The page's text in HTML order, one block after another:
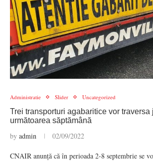
Administratie Slider Uncategorized
Trei transporturi agabaritice vor
următoarea săptămână
by admin 02/09/2022
CNAIR anunță că în perioada 2-8 septembrie se